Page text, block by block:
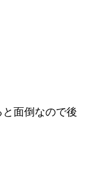
面倒なので後